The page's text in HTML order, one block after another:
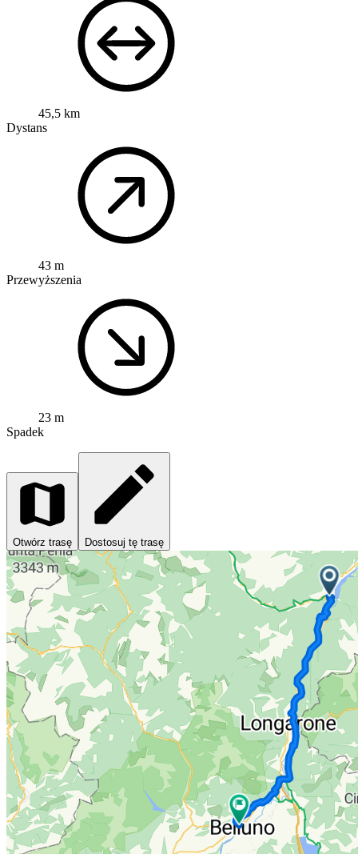
45,5 km
Dystans
43 m
Przewyższenia
23 m
Spadek
Otwórz trasę Dostosuj tę trasę